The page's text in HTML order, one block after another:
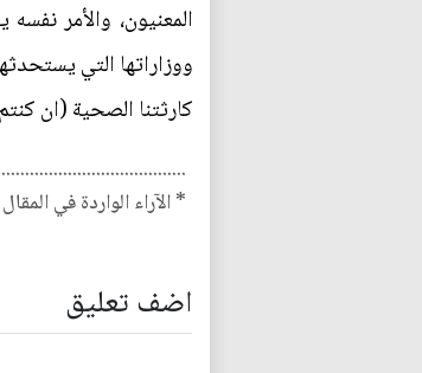
المعنيون، والأمر
ووزاراتها التي
كارثتنا الصحية (ان
* الآراء الواردة في
اضف تعليق